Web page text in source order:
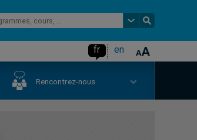
fr en
Rencontrez-nous